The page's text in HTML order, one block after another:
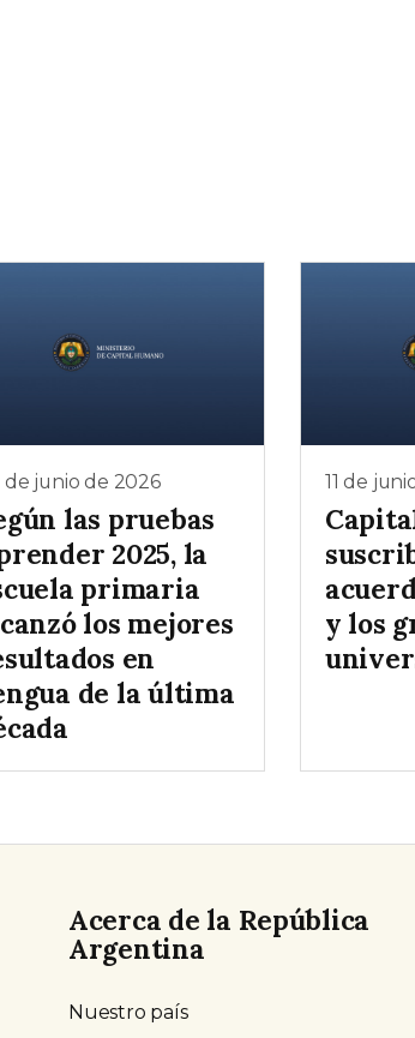
de junio de 2026
las pruebas
2025, la
primaria
los mejores
en
de la última
11 de
y los
Acerca de la República
Argentina
Nuestro país